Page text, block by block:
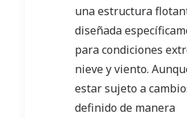
una estructura
diseñada
para condiciones
nieve y viento.
estar sujeto a
definido de manera